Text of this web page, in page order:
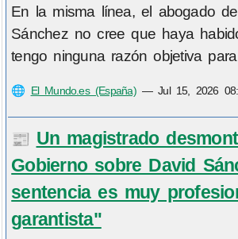
En la misma línea, el abogado
Sánchez no cree que haya
tengo ninguna razón objetiva para
🌐 El Mundo.es (España)—Jul 15, 2026
📰 Un magistrado
Gobierno sobre David
sentencia es muy
garantista"